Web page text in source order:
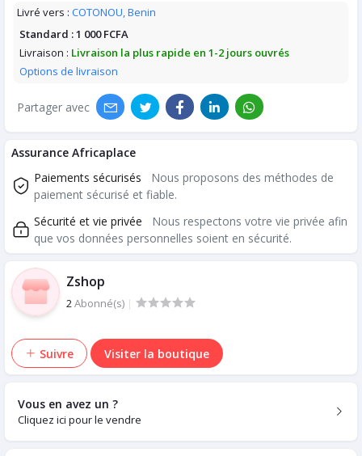
Livré vers : COTONOU, Benin
Standard :1 000 FCFA
Livraison : Livraison la plus rapide en 1-2 jours ouvrés
Options de livraison
Partager avec
Assurance Africaplace
Paiements sécurisés
Nous proposons des méthodes de
paiement sécurisé et fiable.
Sécurité et vie privée
Nous respectons votre vie privée afin
que vos données personnelles soient en sécurité.
Zshop
2Abonné(s) |
Suivre Visiter la boutique
Vous en avez un ?
Cliquez ici pour le vendre